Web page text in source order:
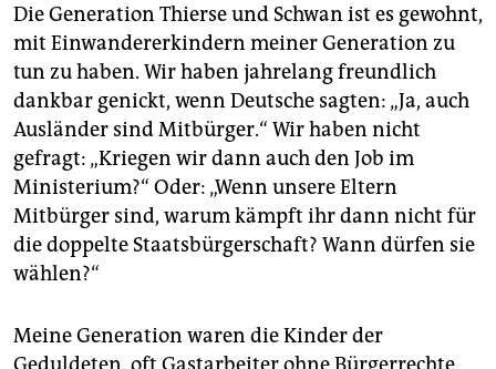
Die Generation Thierse und Schwan ist es gewohnt,
mit Einwandererkindern meiner Generation zu
tun zu haben. Wir haben jahrelang freundlich
dankbar genickt, wenn Deutsche sagten: „Ja, auch
Ausländer sind Mitbürger.“ Wir haben nicht
gefragt: „Kriegen wir dann auch den Job im
Ministerium?“ Oder: „Wenn unsere Eltern
Mitbürger sind, warum kämpft ihr dann nicht für
die doppelte Staatsbürgerschaft? Wann dürfen sie
wählen?“
Meine Generation waren die Kinder der
Geduldeten, oft Gastarbeiter ohne Bürgerrechte.